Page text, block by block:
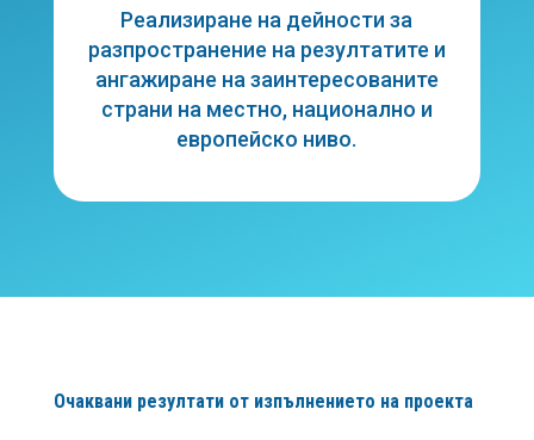
Реализиране на дейности за
разпространение на резултатите и
ангажиране на заинтересованите
страни на местно, национално и
европейско ниво.
Очаквани резултати от изпълнението на проекта